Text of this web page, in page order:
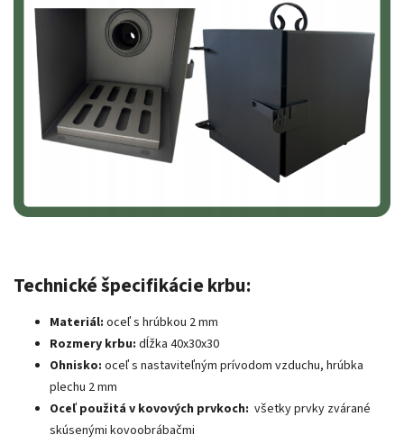
Technické špecifikácie krbu:
Materiál: oceľ s hrúbkou 2 mm
Rozmery krbu: dĺžka 40x30x30
Ohnisko: oceľ s nastaviteľným prívodom vzduchu, hrúbka
plechu 2 mm
Oceľ použitá v kovových prvkoch: všetky prvky zvárané
skúsenými kovoobrábačmi